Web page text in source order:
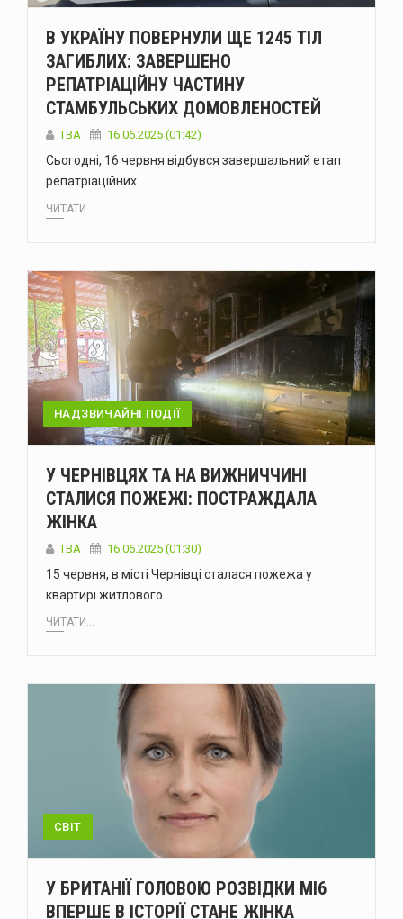
СБУ та ДБР заблокували 4 нові схеми для ухилянтів у трьох областях
Суд у Чернівцях: 33-річному чоловіку загрожує ув'язнення за побиття двох людей
В УКРАЇНУ ПОВЕРНУЛИ ЩЕ 1245 ТІЛ
ЗАГИБЛИХ: ЗАВЕРШЕНО
РЕПАТРІАЦІЙНУ ЧАСТИНУ
СТАМБУЛЬСЬКИХ ДОМОВЛЕНОСТЕЙ
ТВА 16.06.2025 (01:42)
Сьогодні, 16 червня відбувся завершальний етап
репатріаційних…
ЧИТАТИ...
НАДЗВИЧАЙНІ ПОДІЇ
У ЧЕРНІВЦЯХ ТА НА ВИЖНИЧЧИНІ
СТАЛИСЯ ПОЖЕЖІ: ПОСТРАЖДАЛА
ЖІНКА
ТВА 16.06.2025 (01:30)
15 червня, в місті Чернівці сталася пожежа у
квартирі житлового…
ЧИТАТИ...
СВІТ
У БРИТАНІЇ ГОЛОВОЮ РОЗВІДКИ MI6
ВПЕРШЕ В ІСТОРІЇ СТАНЕ ЖІНКА